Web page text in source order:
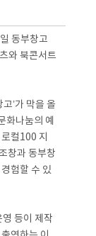
동부창고
와 북콘서트
’가 막을 올
화나눔의 예
컬100 지
창과 동부창
험할 수 있
등이 제작